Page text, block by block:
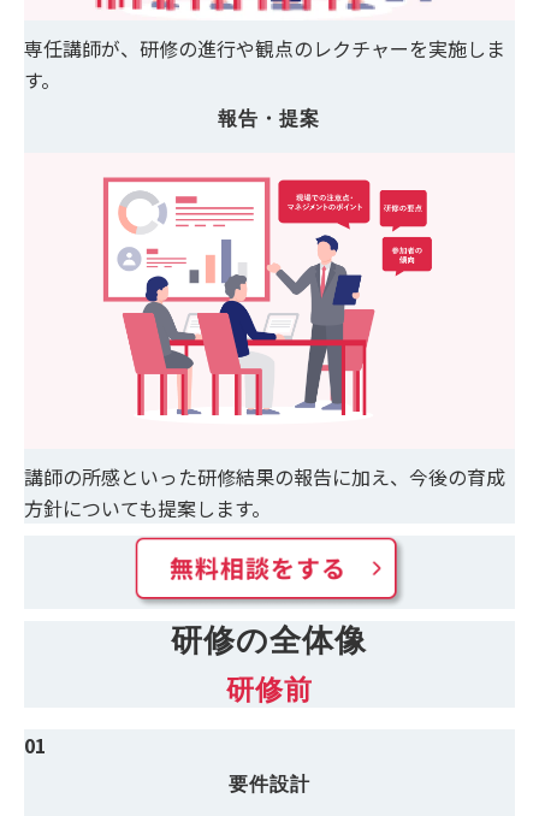
専任講師が、研修の進行や観点のレクチャーを実施しま
す。
報告・提案
講師の所感といった研修結果の報告に加え、今後の育成
方針についても提案します。
研修の全体像
研修前
01
要件設計